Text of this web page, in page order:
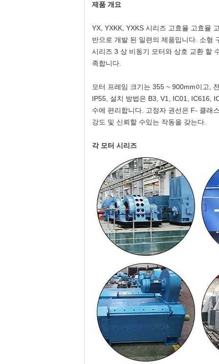
제품 개요
YX, YXKK, YXKS 시리즈 고효율 고효율
반으로 개발 된 일련의 제품입니다. 소형
시리즈 3 상 비동기 모터와 상호 교환 할
족합니다.
모터 프레임 크기는 355 ~ 900mm이고,
IP55, 설치 방법은 B3, V1, IC01, IC616,
수에 편리합니다. 고정자 권선은 F- 클래
강도 및 신뢰할 수있는 작동을 갖는다.
각 모터 시리즈